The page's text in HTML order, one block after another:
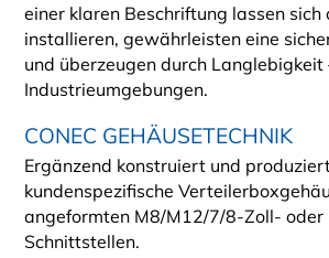
einer klaren Beschriftung lassen sich
installieren, gewährleisten eine sichere Signalführung
und überzeugen durch Langlebigkeit
Industrieumgebungen.
CONEC GEHÄUSETECHNIK
Ergänzend konstruiert und
kundenspezifische
angeformten M8/M12/7/8-Zoll- oder Hybrid-
Schnittstellen.